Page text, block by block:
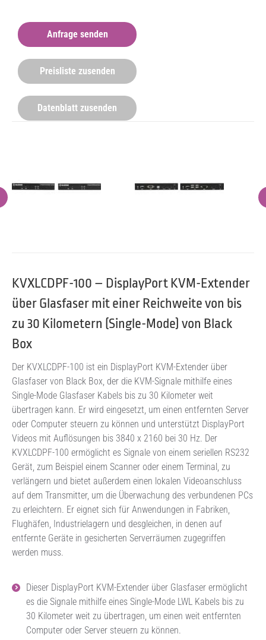
Anfrage senden
Preisliste zusenden
Datenblatt zusenden
KVXLCDPF-100 – DisplayPort KVM-Extender
über Glasfaser mit einer Reichweite von bis
zu 30 Kilometern (Single-Mode) von Black
Box
Der KVXLCDPF-100 ist ein DisplayPort KVM-Extender über
Glasfaser von Black Box, der die KVM-Signale mithilfe eines
Single-Mode Glasfaser Kabels bis zu 30 Kilometer weit
übertragen kann. Er wird eingesetzt, um einen entfernten Server
oder Computer steuern zu können und unterstützt DisplayPort
Videos mit Auflösungen bis 3840 x 2160 bei 30 Hz. Der
KVXLCDPF-100 ermöglicht es Signale von einem seriellen RS232
Gerät, zum Beispiel einem Scanner oder einem Terminal, zu
verlängern und bietet außerdem einen lokalen Videoanschluss
auf dem Transmitter, um die Überwachung des verbundenen PCs
zu erleichtern. Er eignet sich für Anwendungen in Fabriken,
Flughäfen, Industrielagern und desgleichen, in denen auf
entfernte Geräte in gesicherten Serverräumen zugegriffen
werden muss.
Dieser DisplayPort KVM-Extender über Glasfaser ermöglicht
es die Signale mithilfe eines Single-Mode LWL Kabels bis zu
30 Kilometer weit zu übertragen, um einen weit entfernten
Computer oder Server steuern zu können.